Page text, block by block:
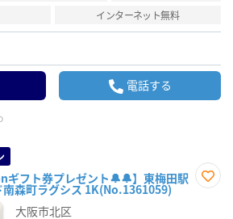
インターネット無料
電話する
ギフト券プレゼント🔔🔔】東梅田駅
森町ラグシス 1K(No.1361059)
大阪市北区